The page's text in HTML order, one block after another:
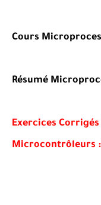
Cours
Résumé
Exercices
Microcontrôleurs :